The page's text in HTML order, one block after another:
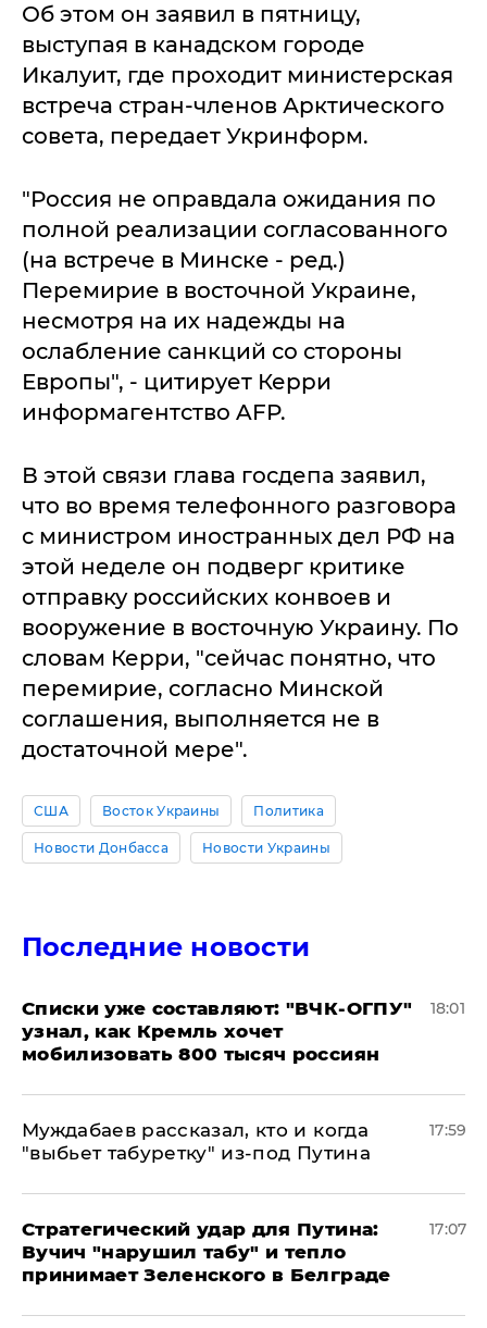
Об этом он заявил в пятницу,
выступая в канадском городе
Икалуит, где проходит министерская
встреча стран-членов Арктического
совета, передает Укринформ.
"Россия не оправдала ожидания по
полной реализации согласованного
(на встрече в Минске - ред.)
Перемирие в восточной Украине,
несмотря на их надежды на
ослабление санкций со стороны
Европы", - цитирует Керри
информагентство AFP.
В этой связи глава госдепа заявил,
что во время телефонного разговора
с министром иностранных дел РФ на
этой неделе он подверг критике
отправку российских конвоев и
вооружение в восточную Украину. По
словам Керри, "сейчас понятно, что
перемирие, согласно Минской
соглашения, выполняется не в
достаточной мере".
США Восток Украины Политика
Новости Донбасса Новости Украины
Последние новости
Списки уже составляют: "ВЧК-ОГПУ"
узнал, как Кремль хочет
мобилизовать 800 тысяч россиян
18:01
Муждабаев рассказал, кто и когда
"выбьет табуретку" из-под Путина
17:59
Стратегический удар для Путина:
Вучич "нарушил табу" и тепло
принимает Зеленского в Белграде
17:07